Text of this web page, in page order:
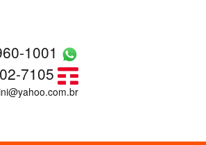
1001
7105